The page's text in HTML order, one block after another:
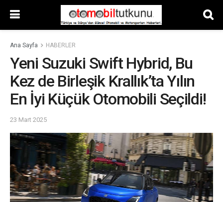
Ana Sayfa HABERLER
Yeni Suzuki Swift Hybrid, Bu
Kez de Birleşik Krallık’ta Yılın
En İyi Küçük Otomobili Seçildi!
23 Mart 2025